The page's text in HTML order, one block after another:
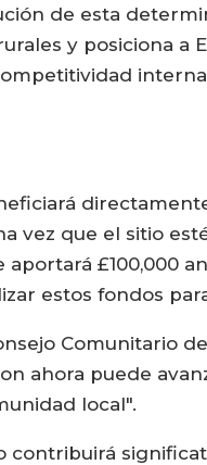
de esta
y posiciona a
vez que el sitio
£100,000
estos fondos
Comunitario
ahora puede
local".
contribuirá